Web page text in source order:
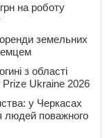
на роботу
земельних
з області
Prize Ukraine 2026
у Черкасах
людей поважного